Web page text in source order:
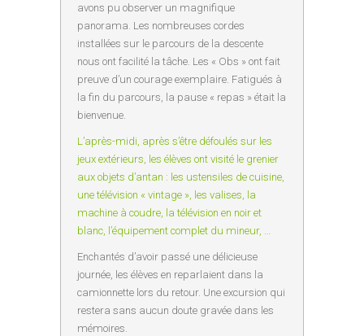
avons pu observer un magnifique
panorama. Les nombreuses cordes
installées sur le parcours de la descente
nous ont facilité la tâche. Les « Obs » ont fait
preuve d’un courage exemplaire. Fatigués à
la fin du parcours, la pause « repas » était la
bienvenue.
L’après-midi, après s’être défoulés sur les
jeux extérieurs, les élèves ont visité le grenier
aux objets d’antan : les ustensiles de cuisine,
une télévision « vintage », les valises, la
machine à coudre, la télévision en noir et
blanc, l’équipement complet du mineur, …
Enchantés d’avoir passé une délicieuse
journée, les élèves en reparlaient dans la
camionnette lors du retour. Une excursion qui
restera sans aucun doute gravée dans les
mémoires.